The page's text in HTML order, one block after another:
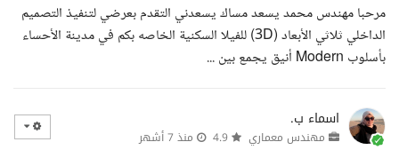
مرحبا مهندس محمد يسعد مساك يسعدني التقدم بعرضي لتنفيذ التصميم
الداخلي ثلاثي الأبعاد (3D) للفيلا السكنية الخاصه بكم في مدينة الأحساء
بأسلوب Modern أنيق يجمع بين ...
اسماء ب.
مهندس معماري منذ 7 أشهر